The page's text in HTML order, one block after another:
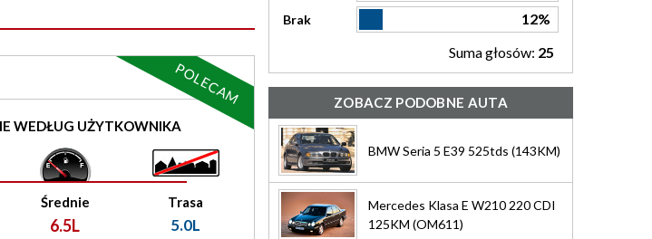
WEDŁUG UŻYTKOWNIKA
Średnie
6.5L
Trasa
5.0L
POLECAM
Brak
12%
Suma głosów: 25
ZOBACZ PODOBNE AUTA
BMW Seria 5 E39 525tds (143KM)
Mercedes Klasa E W210 220 CDI
125KM (OM611)